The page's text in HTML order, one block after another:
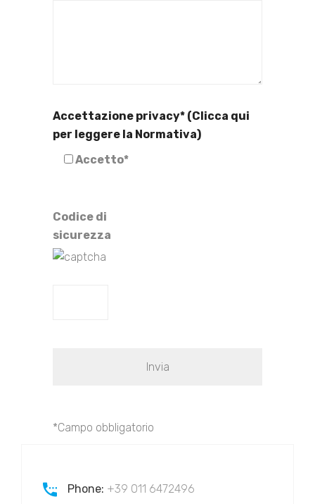
Accettazione privacy* (Clicca qui
per leggere la Normativa)
Accetto*
Codice di
sicurezza
*Campo obbligatorio
Phone: +39 011 6472496